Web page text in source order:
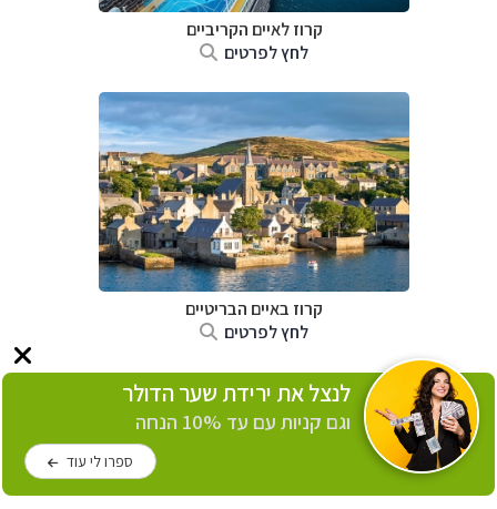
קרוז לאיים הקריביים
לחץ לפרטים
קרוז באיים הבריטיים
לחץ לפרטים
לנצל את ירידת שער הדולר
וגם קניות עם עד 10% הנחה
ספרו לי עוד